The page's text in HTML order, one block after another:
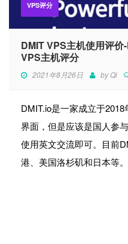
VPS评分
DMIT VPS主机使用评
VPS主机评分
2021年8月26日 byQi
DMIT.io是一家成立于
界面，但是应该是国人参
使用英文交流即可。目前
港、美国洛杉矶和日本等